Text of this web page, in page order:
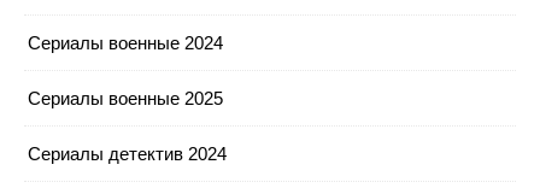
Сериалы военные 2024
Сериалы военные 2025
Сериалы детектив 2024